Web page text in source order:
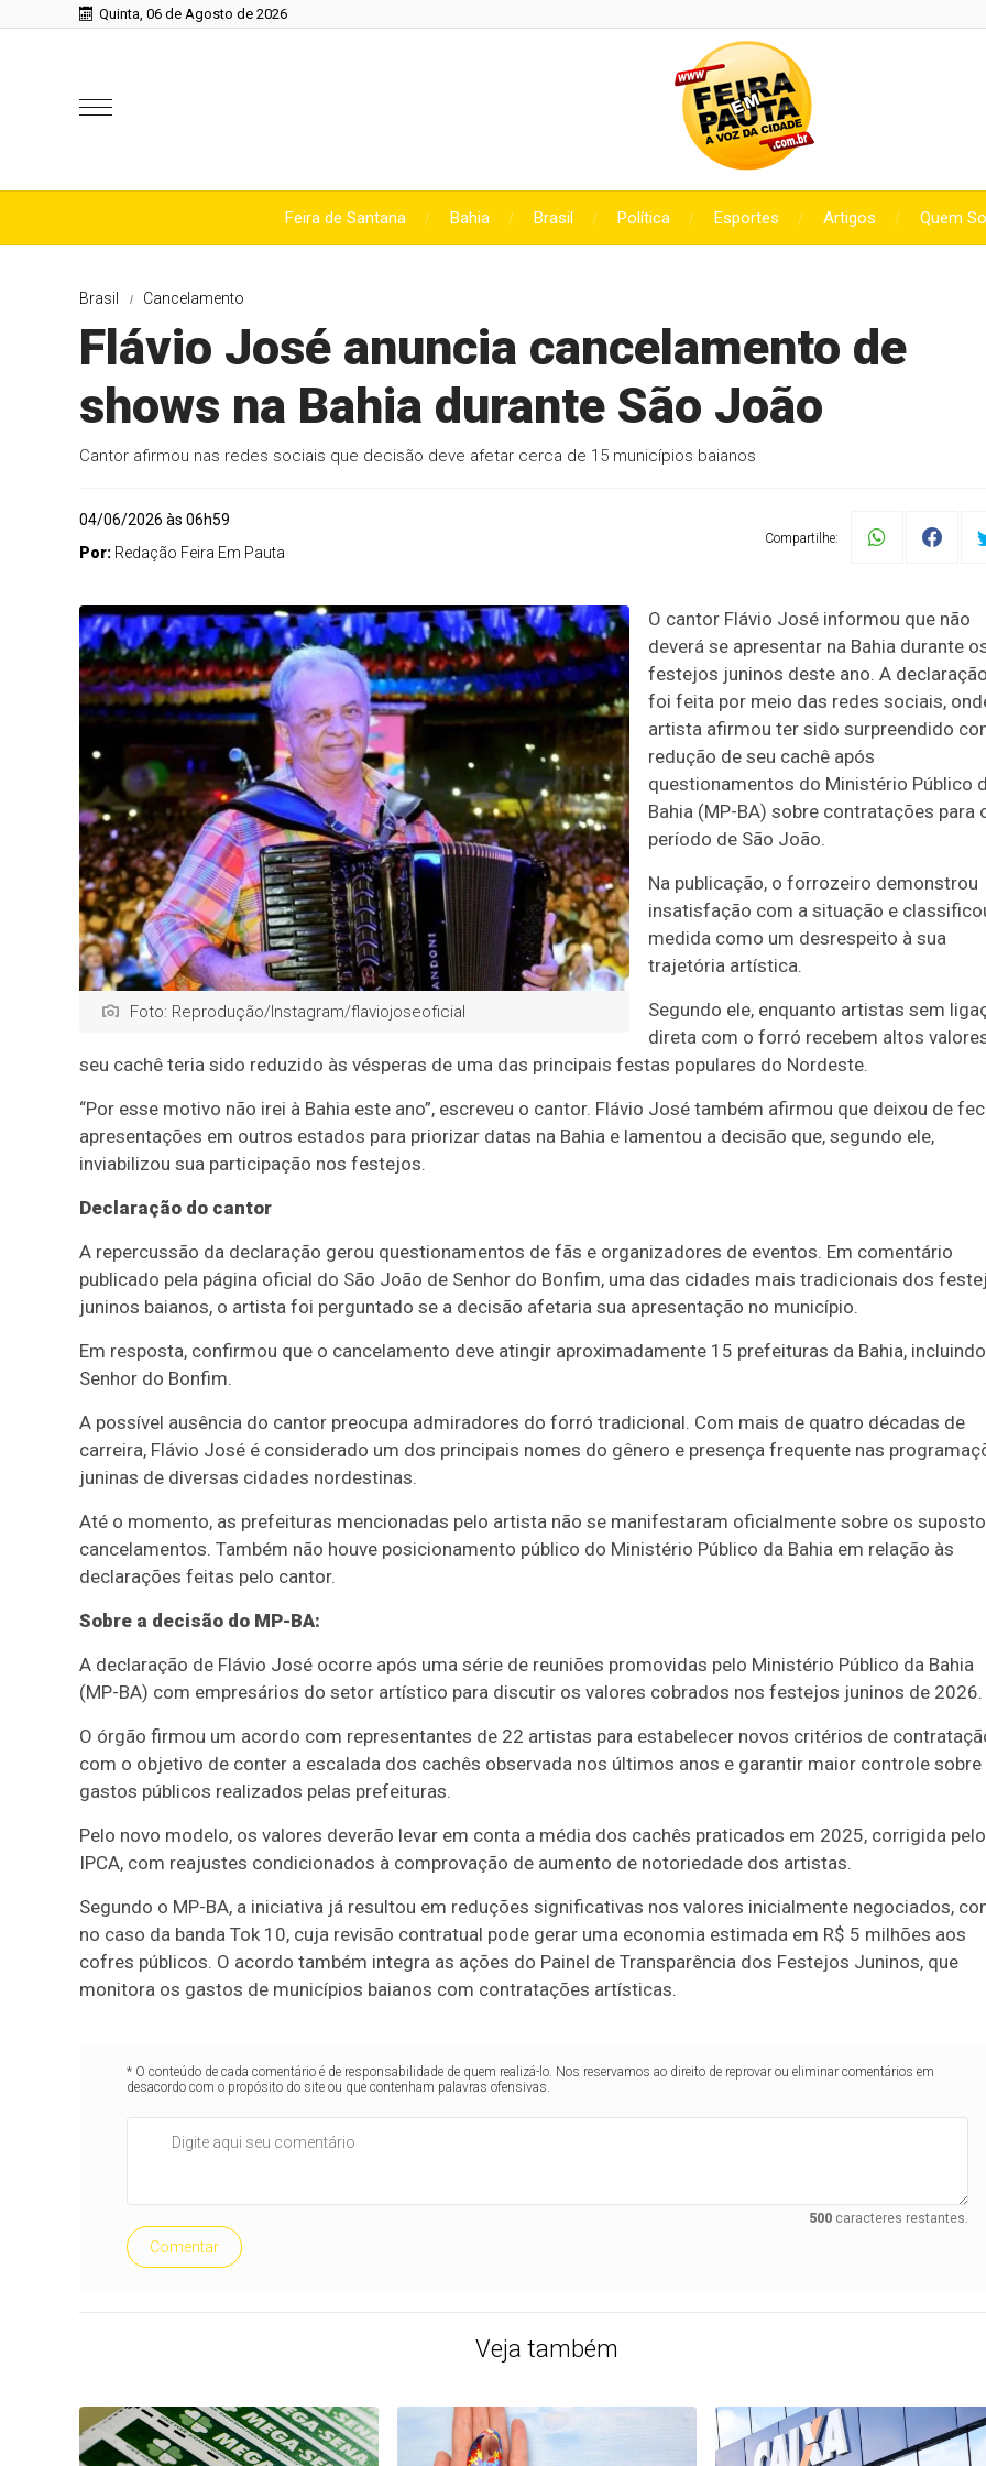
Quinta, 06 de Agosto de 2026
Feira de Santana Bahia Brasil Política Esportes Artigos Quem
Brasil Cancelamento
Flávio José anuncia cancelamento de
shows na Bahia durante São João
Cantor afirmou nas redes sociais que decisão deve afetar cerca de 15 municípios baianos
04/06/2026 às 06h59
Por: Redação Feira Em Pauta
Compartilhe:
Foto: Reprodução/Instagram/flaviojoseoficial
O cantor Flávio José informou que não
deverá se apresentar na Bahia durante
festejos juninos deste ano. A declaração
foi feita por meio das redes sociais,
artista afirmou ter sido surpreendido
redução de seu cachê após
questionamentos do Ministério Público
Bahia (MP-BA) sobre contratações para
período de São João.
Na publicação, o forrozeiro demonstrou
insatisfação com a situação e
medida como um desrespeito à sua
trajetória artística.
Segundo ele, enquanto artistas sem
direta com o forró recebem altos
seu cachê teria sido reduzido às vésperas de uma das principais festas populares do Nordeste.
“Por esse motivo não irei à Bahia este ano”, escreveu o cantor. Flávio José também afirmou que deixou de
apresentações em outros estados para priorizar datas na Bahia e lamentou a decisão que, segundo ele,
inviabilizou sua participação nos festejos.
Declaração do cantor
A repercussão da declaração gerou questionamentos de fãs e organizadores de eventos. Em comentário
publicado pela página oficial do São João de Senhor do Bonfim, uma das cidades mais tradicionais dos
juninos baianos, o artista foi perguntado se a decisão afetaria sua apresentação no município.
Em resposta, confirmou que o cancelamento deve atingir aproximadamente 15 prefeituras da Bahia, incluindo
Senhor do Bonfim.
A possível ausência do cantor preocupa admiradores do forró tradicional. Com mais de quatro décadas de
carreira, Flávio José é considerado um dos principais nomes do gênero e presença frequente nas
juninas de diversas cidades nordestinas.
Até o momento, as prefeituras mencionadas pelo artista não se manifestaram oficialmente sobre os
cancelamentos. Também não houve posicionamento público do Ministério Público da Bahia em relação às
declarações feitas pelo cantor.
Sobre a decisão do MP-BA:
A declaração de Flávio José ocorre após uma série de reuniões promovidas pelo Ministério Público da Bahia
(MP-BA) com empresários do setor artístico para discutir os valores cobrados nos festejos juninos de 2026.
O órgão firmou um acordo com representantes de 22 artistas para estabelecer novos critérios de
com o objetivo de conter a escalada dos cachês observada nos últimos anos e garantir maior controle sobre
gastos públicos realizados pelas prefeituras.
Pelo novo modelo, os valores deverão levar em conta a média dos cachês praticados em 2025, corrigida pelo
IPCA, com reajustes condicionados à comprovação de aumento de notoriedade dos artistas.
Segundo o MP-BA, a iniciativa já resultou em reduções significativas nos valores inicialmente negociados,
no caso da banda Tok 10, cuja revisão contratual pode gerar uma economia estimada em R$ 5 milhões aos
cofres públicos. O acordo também integra as ações do Painel de Transparência dos Festejos Juninos, que
monitora os gastos de municípios baianos com contratações artísticas.
* O conteúdo de cada comentário é de responsabilidade de quem realizá-lo. Nos reservamos ao direito de reprovar ou eliminar comentários em
desacordo com o propósito do site ou que contenham palavras ofensivas.
500caracteres restantes.
Comentar
Veja também